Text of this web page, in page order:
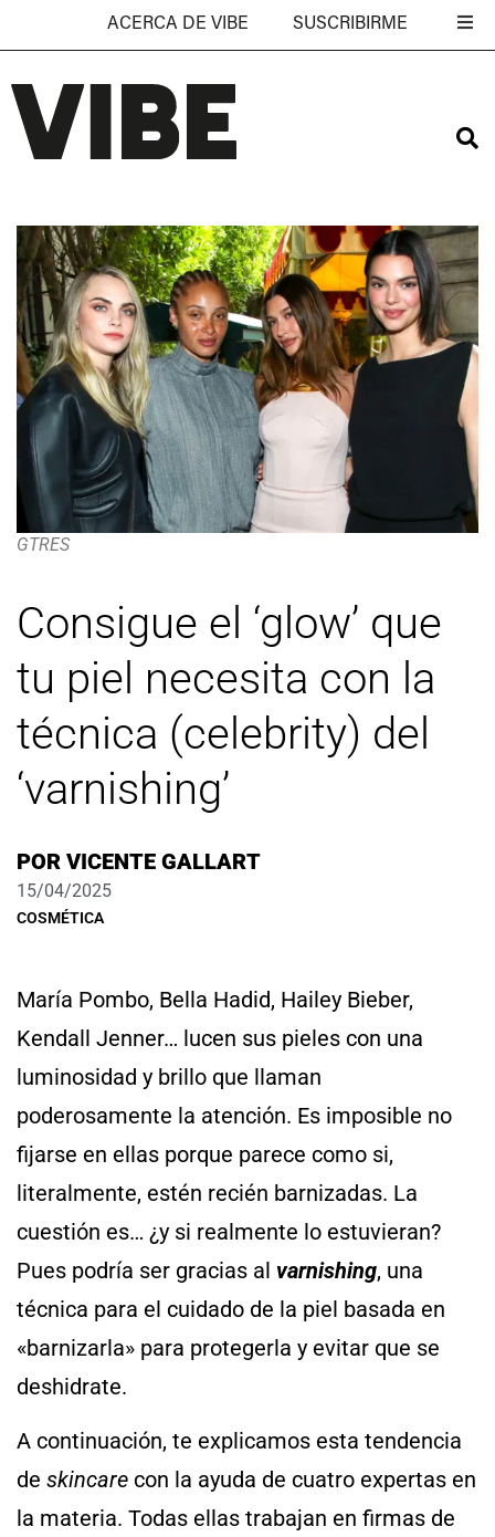
ACERCA DE VIBE SUSCRIBIRME
GTRES
Consigue el ‘glow’ que
tu piel necesita con la
técnica (celebrity) del
‘varnishing’
POR VICENTE GALLART
15/04/2025
COSMÉTICA
María Pombo, Bella Hadid, Hailey Bieber,
Kendall Jenner… lucen sus pieles con una
luminosidad y brillo que llaman
poderosamente la atención. Es imposible no
fijarse en ellas porque parece como si,
literalmente, estén recién barnizadas. La
cuestión es… ¿y si realmente lo estuvieran?
Pues podría ser gracias al varnishing, una
técnica para el cuidado de la piel basada en
«barnizarla» para protegerla y evitar que se
deshidrate.
A continuación, te explicamos esta tendencia
de skincare con la ayuda de cuatro expertas en
la materia. Todas ellas trabajan en firmas de